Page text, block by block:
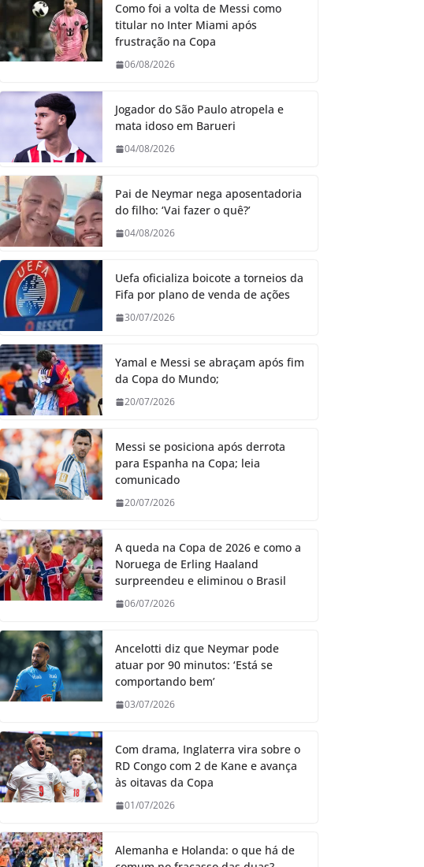
Como foi a volta de Messi como
titular no Inter Miami após
frustração na Copa
06/08/2026
Jogador do São Paulo atropela e
mata idoso em Barueri
04/08/2026
Pai de Neymar nega aposentadoria
do filho: ‘Vai fazer o quê?’
04/08/2026
Uefa oficializa boicote a torneios da
Fifa por plano de venda de ações
30/07/2026
Yamal e Messi se abraçam após fim
da Copa do Mundo;
20/07/2026
Messi se posiciona após derrota
para Espanha na Copa; leia
comunicado
20/07/2026
A queda na Copa de 2026 e como a
Noruega de Erling Haaland
surpreendeu e eliminou o Brasil
06/07/2026
Ancelotti diz que Neymar pode
atuar por 90 minutos: ‘Está se
comportando bem’
03/07/2026
Com drama, Inglaterra vira sobre o
RD Congo com 2 de Kane e avança
às oitavas da Copa
01/07/2026
Alemanha e Holanda: o que há de